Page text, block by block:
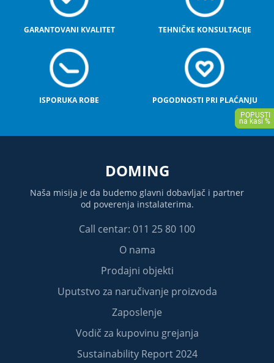
GARANTOVANI KVALITET TEHNIČKE KONSULTACIJE
ISPORUKA ROBE POGODNOSTI PRI PLAĆANJU
DOMING
Naša misija je da budemo glavni dobavljač i partner
od poverenja instalaterima.
Call centar: 011 25 80 100
O nama
Prodajni objekti
Uputstvo za naručivanje proizvoda
Zaposlenje
Vodič za kupovinu grejanja
Sustainability Report 2024